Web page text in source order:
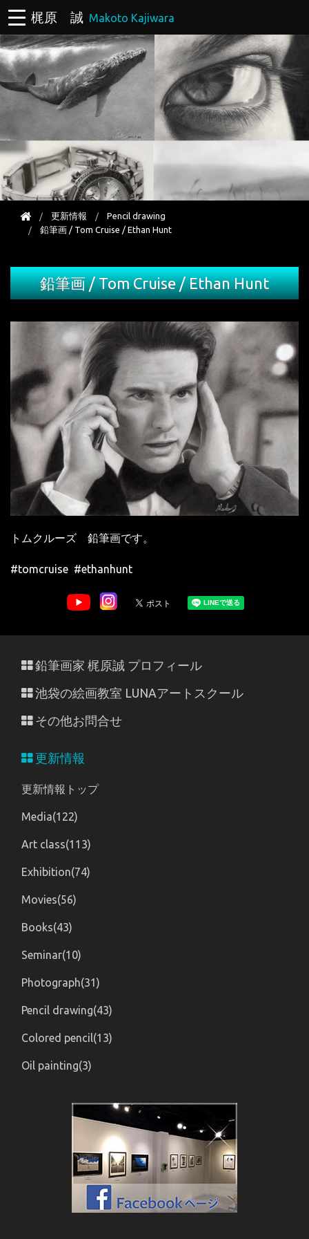
梶原 誠 Makoto Kajiwara
更新情報
Pencil drawing
鉛筆画 / Tom Cruise / Ethan Hunt
鉛筆画 / Tom Cruise / Ethan Hunt
トムクルーズ 鉛筆画です。
#tomcruise #ethanhunt
鉛筆画家 梶原誠 プロフィール
池袋の絵画教室 LUNAアートスクール
その他お問合せ
更新情報
更新情報トップ
Media(122)
Art class(113)
Exhibition(74)
Movies(56)
Books(43)
Seminar(10)
Photograph(31)
Pencil drawing(43)
Colored pencil(13)
Oil painting(3)